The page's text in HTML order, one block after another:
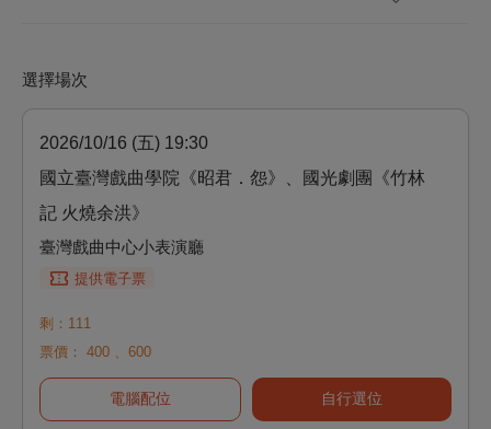
選擇場次
2026/10/16 (五) 19:30
國立臺灣戲曲學院《昭君．怨》、國光劇團《竹林
記 火燒余洪》
臺灣戲曲中心小表演廳
提供電子票
剩：111
票價：
400 600
電腦配位 自行選位